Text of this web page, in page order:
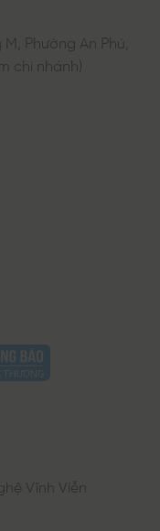
Phường An Phú,
chi nhánh)
Vĩnh Viễn